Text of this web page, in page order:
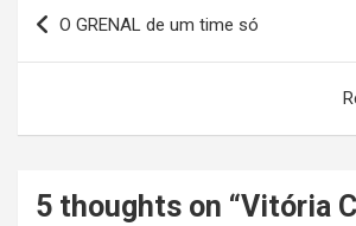
de
O GRENAL de um time só
5 thoughts on “Vitória